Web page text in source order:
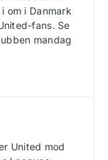
om i Danmark
fans. Se
mandag
United mod